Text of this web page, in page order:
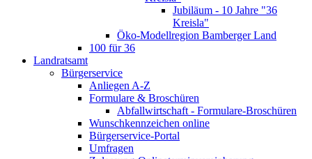
Jubiläum - 10 Jahre "36
Kreisla"
Öko-Modellregion Bamberger Land
100 für 36
Landratsamt
Bürgerservice
Anliegen A-Z
Formulare & Broschüren
Abfallwirtschaft - Formulare-Broschüren
Wunschkennzeichen online
Bürgerservice-Portal
Umfragen